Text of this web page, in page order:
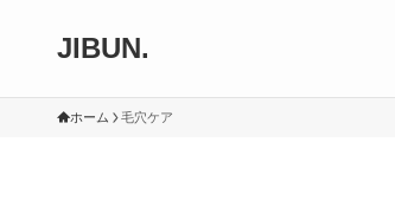
JIBUN.
ホーム 毛穴ケア